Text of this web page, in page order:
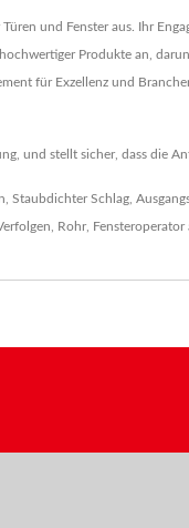
und Fenster aus. Ihr
Produkte an,
für Exzellenz und
und stellt sicher, dass die
Staubdichter Schlag
Rohr, Fensteroperator